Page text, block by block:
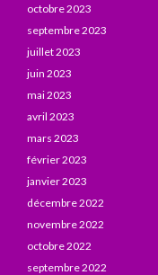
octobre 2023
septembre 2023
juillet 2023
juin 2023
mai 2023
avril 2023
mars 2023
février 2023
janvier 2023
décembre 2022
novembre 2022
octobre 2022
septembre 2022